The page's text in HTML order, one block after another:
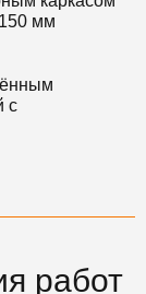
мм
с
работ